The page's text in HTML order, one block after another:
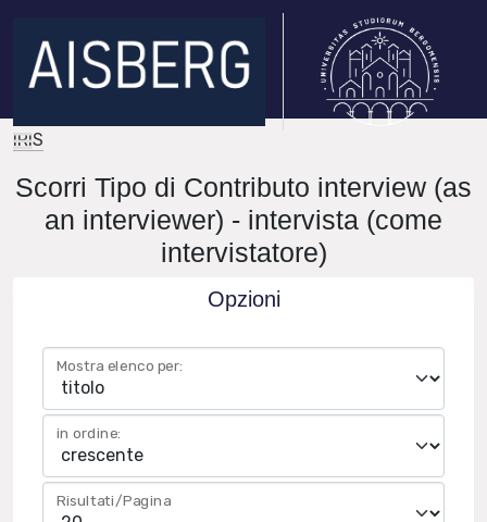
IRIS
Scorri Tipo di Contributo interview (as
an interviewer) - intervista (come
intervistatore)
Opzioni
Mostra elenco per:
in ordine:
Risultati/Pagina